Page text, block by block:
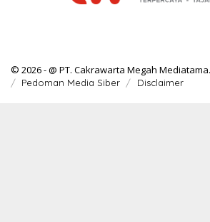
© 2026 - @ PT. Cakrawarta Megah
Pedoman Media Siber Disclaimer